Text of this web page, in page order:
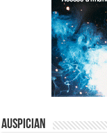
Auspician